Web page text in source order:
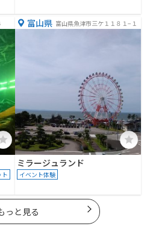
富山県 富山県魚津市三ケ１１８１−１
ミラージュランド
イベント体験
っと見る